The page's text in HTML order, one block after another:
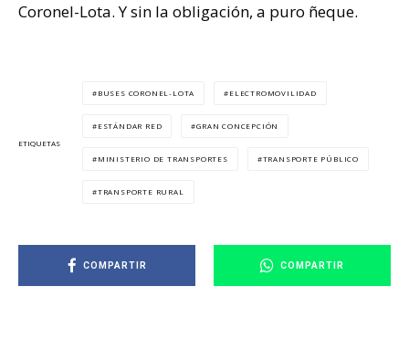
Coronel-Lota. Y sin la obligación, a puro ñeque.
ETIQUETAS
BUSES CORONEL-LOTA ELECTROMOVILIDAD
ESTÁNDAR RED GRAN CONCEPCIÓN
MINISTERIO DE TRANSPORTES TRANSPORTE PÚBLICO
TRANSPORTE RURAL
COMPARTIR COMPARTIR